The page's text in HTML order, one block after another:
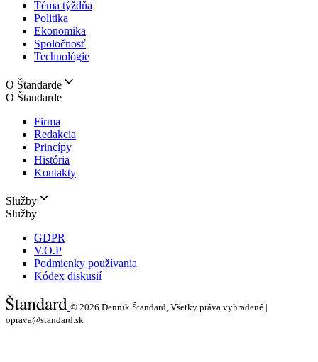
Téma týždňa
Politika
Ekonomika
Spoločnosť
Technológie
O Štandarde
O Štandarde
Firma
Redakcia
Princípy
História
Kontakty
Služby
Služby
GDPR
V.O.P
Podmienky používania
Kódex diskusií
© 2026 Denník Štandard, Všetky práva vyhradené |
oprava@standard.sk